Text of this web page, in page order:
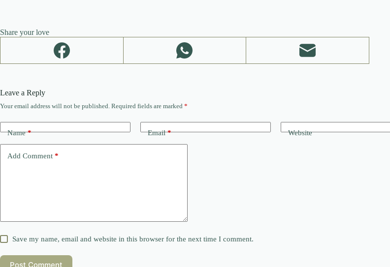
Share your love
Leave a Reply
Your email address will not be published. Required fields are marked *
Name* Email* Website
Add Comment *
Save my name, email and website in this browser for the next time I comment.
Post Comment